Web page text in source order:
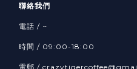
聯絡我們
電話 / ~
時間 / 09:00-18:00
電郵 /